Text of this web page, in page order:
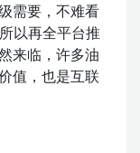
需要，不难看
以再全平台推
来临，许多油
值，也是互联